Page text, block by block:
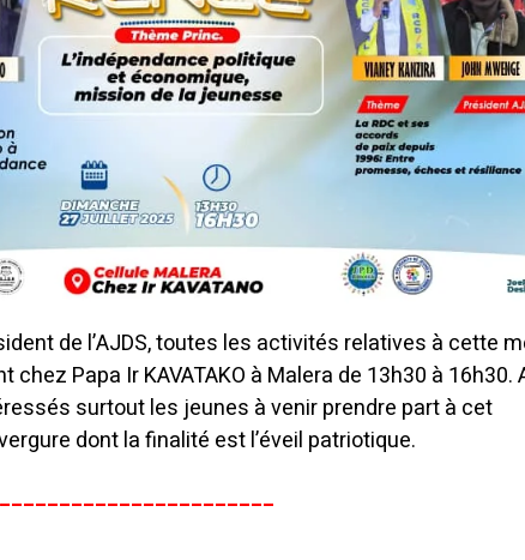
de l’AJDS, toutes les activités relatives à cette
Papa Ir KAVATAKO à Malera de 13h30 à 16h30.
surtout les jeunes à venir prendre part à cet
dont la finalité est l’éveil patriotique.